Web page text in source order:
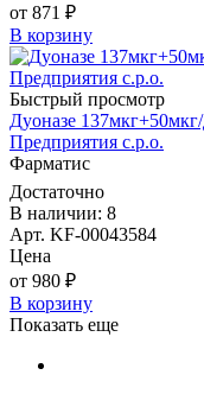
от 871 ₽
В корзину
Быстрый просмотр
Дуоназе
Предприятия с.р.о.
Фарматис
Достаточно
В наличии: 8
Арт. KF-00043584
Цена
от 980 ₽
В корзину
Показать еще